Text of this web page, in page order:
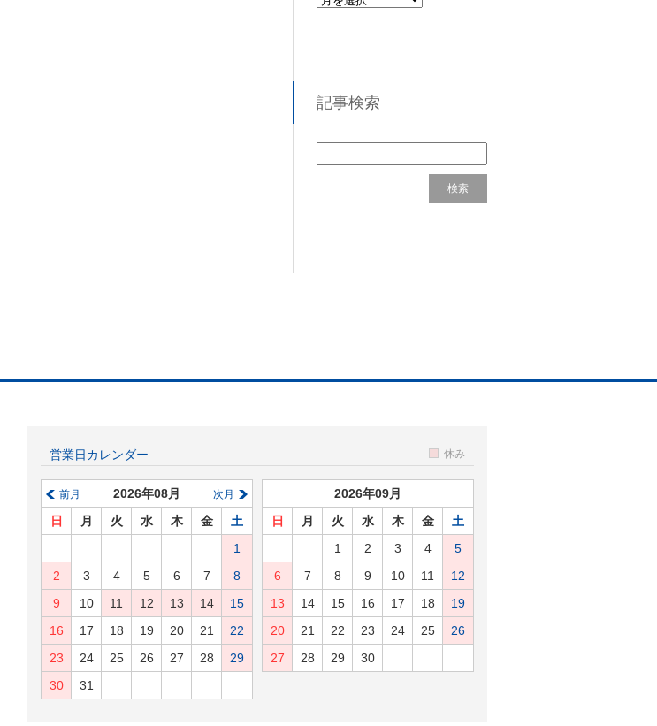
記事検索
営業日カレンダー 休み
2026年08月
前月 次月
日 月 火 水 木 金
土
1
2
3 4 5 6 7
8
9
10 11 12 13 14
15
16
17 18 19 20 21
22
23
24 25 26 27 28
29
30
31
2026年09月
日
月 火 水 木 金
土
1
2 3 4
5
6
7 8 9 10 11
12
13
14 15 16 17 18
19
20
21 22 23 24 25
26
27
28 29 30